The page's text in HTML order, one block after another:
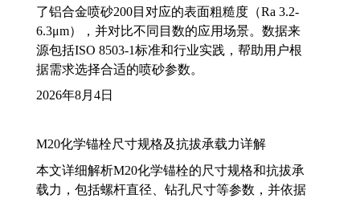
了铝合金喷砂200目对应的表面粗糙度（Ra 3.2-
6.3μm），并对比不同目数的应用场景。数据来
源包括ISO 8503-1标准和行业实践，帮助用户根
据需求选择合适的喷砂参数。
2026年8月4日
M20化学锚栓尺寸规格及抗拔承载力详解
本文详细解析M20化学锚栓的尺寸规格和抗拔承
载力，包括螺杆直径、钻孔尺寸等参数，并依据